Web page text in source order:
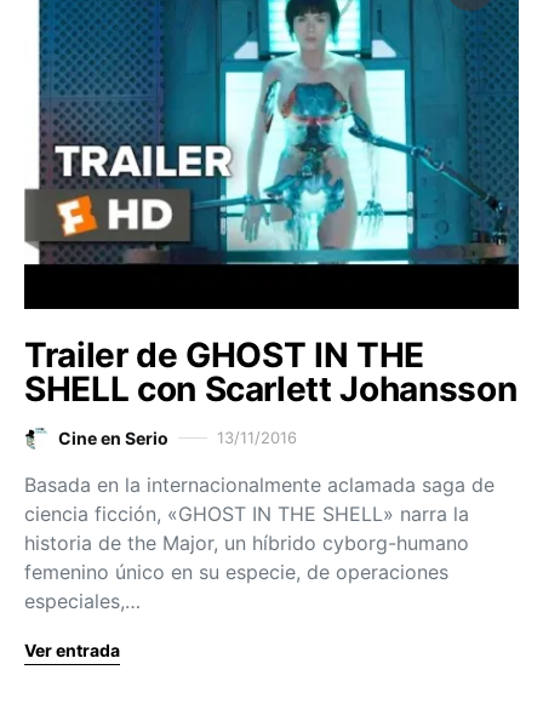
Trailer de GHOST IN THE
SHELL con Scarlett Johansson
Cine en Serio 13/11/2016
Basada en la internacionalmente aclamada saga de
ciencia ficción, «GHOST IN THE SHELL» narra la
historia de the Major, un híbrido cyborg-humano
femenino único en su especie, de operaciones
especiales,…
Ver entrada